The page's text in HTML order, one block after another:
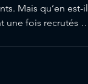
Mais qu’en est-il
une fois recrutés ?
étapes clés